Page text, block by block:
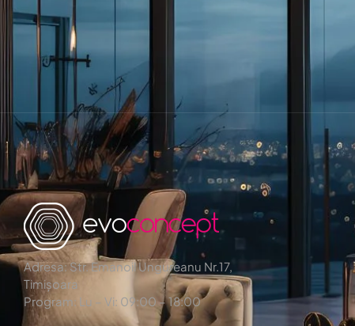
Adresa: Str. Emanoil Ungureanu Nr.17,
Timișoara
Program: Lu – Vi: 09:00 – 18:00